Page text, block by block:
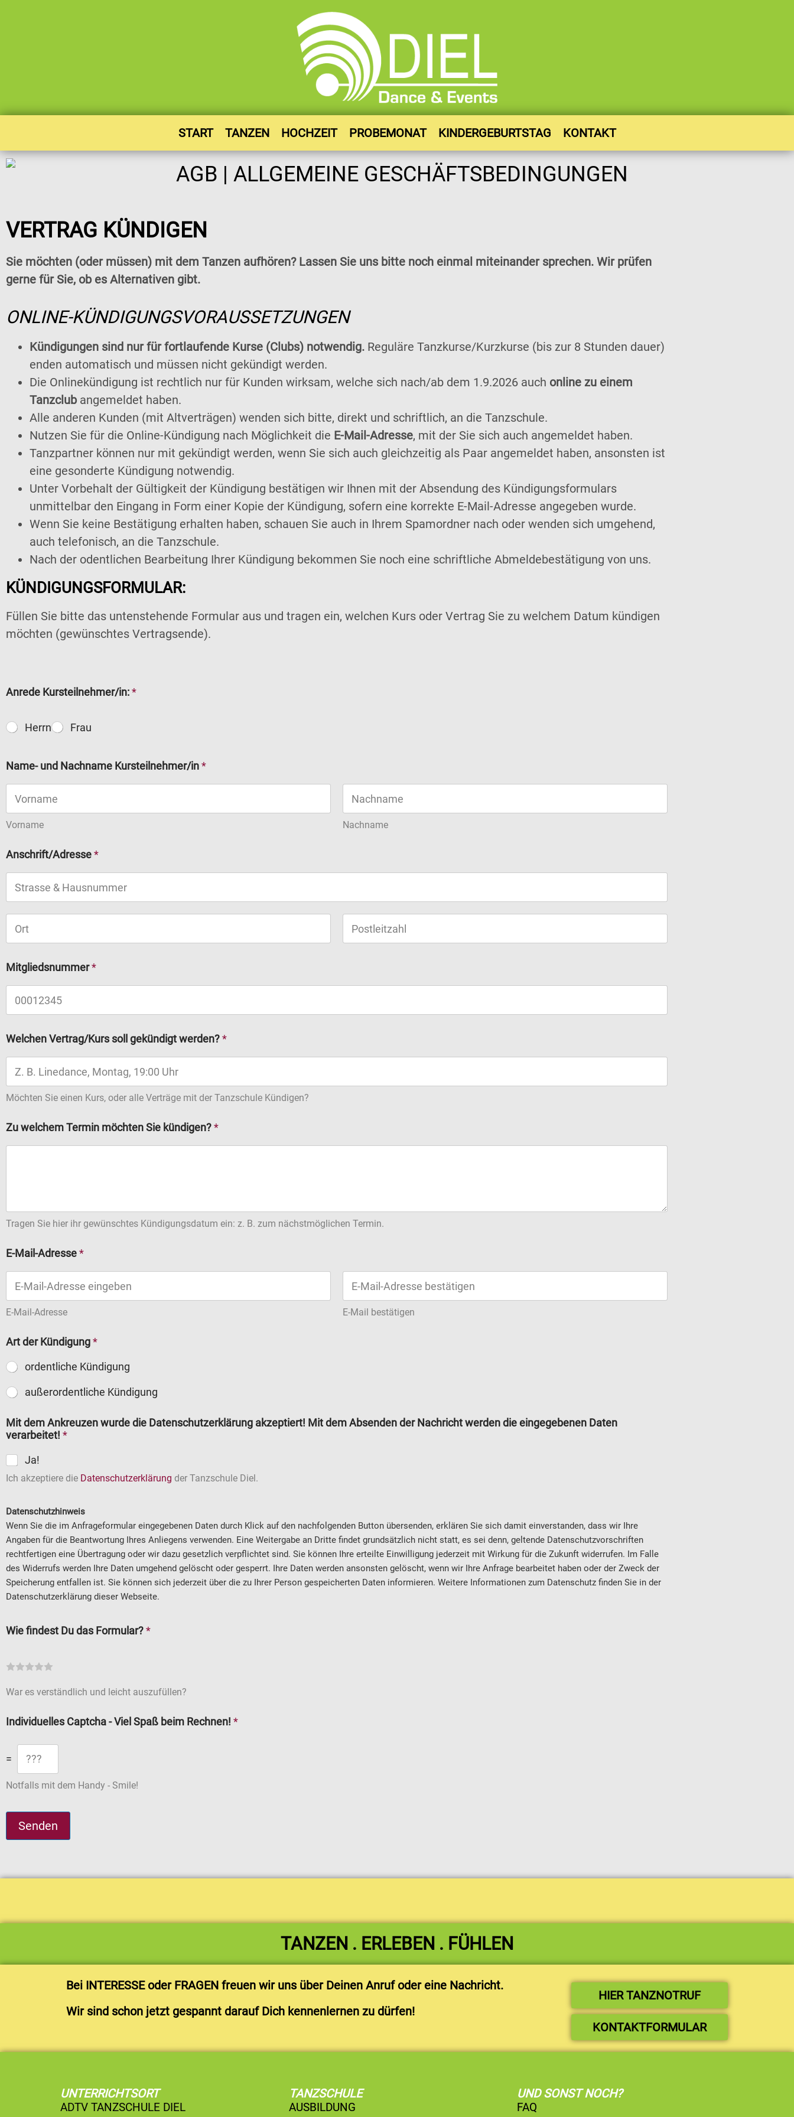
START TANZEN HOCHZEIT PROBEMONAT KINDERGEBURTSTAG KONTAKT
VERTRAG KÜNDIGEN
Sie möchten (oder müssen) mit dem Tanzen aufhören? Lassen Sie uns bitte noch einmal miteinander sprechen. Wir prüfen
gerne für Sie, ob es Alternativen gibt.
ONLINE-KÜNDIGUNGSVORAUSSETZUNGEN
Kündigungen sind nur für fortlaufende Kurse (Clubs) notwendig. Reguläre Tanzkurse/Kurzkurse (bis zur 8 Stunden dauer)
enden automatisch und müssen nicht gekündigt werden.
Die Onlinekündigung ist rechtlich nur für Kunden wirksam, welche sich nach/ab dem 1.9.2026 auch online zu einem
Tanzclub angemeldet haben.
Alle anderen Kunden (mit Altverträgen) wenden sich bitte, direkt und schriftlich, an die Tanzschule.
Nutzen Sie für die Online-Kündigung nach Möglichkeit die E-Mail-Adresse, mit der Sie sich auch angemeldet haben.
Tanzpartner können nur mit gekündigt werden, wenn Sie sich auch gleichzeitig als Paar angemeldet haben, ansonsten ist
eine gesonderte Kündigung notwendig.
Unter Vorbehalt der Gültigkeit der Kündigung bestätigen wir Ihnen mit der Absendung des Kündigungsformulars
unmittelbar den Eingang in Form einer Kopie der Kündigung, sofern eine korrekte E-Mail-Adresse angegeben wurde.
Wenn Sie keine Bestätigung erhalten haben, schauen Sie auch in Ihrem Spamordner nach oder wenden sich umgehend,
auch telefonisch, an die Tanzschule.
Nach der odentlichen Bearbeitung Ihrer Kündigung bekommen Sie noch eine schriftliche Abmeldebestätigung von uns.
KÜNDIGUNGSFORMULAR:
Füllen Sie bitte das untenstehende Formular aus und tragen ein, welchen Kurs oder Vertrag Sie zu welchem Datum kündigen
möchten (gewünschtes Vertragsende).
Anrede Kursteilnehmer/in:*
Herrn Frau
Name- und Nachname Kursteilnehmer/in*
Vorname Nachname
Anschrift/Adresse*
1
e
m
K
ü
n
i
g
n
g
s
Mitgliedsnummer*
Welchen Vertrag/Kurs soll gekündigt werden?*
Möchten Sie einen Kurs, oder alle Verträge mit der Tanzschule Kündigen?
Zu welchem Termin möchten Sie kündigen?*
Tragen Sie hier ihr gewünschtes Kündigungsdatum ein: z. B. zum nächstmöglichen Termin.
E-Mail-Adresse*
E-Mail-Adresse E-Mail bestätigen
Art der Kündigung*
ordentliche Kündigung
außerordentliche Kündigung
Mit dem Ankreuzen wurde die Datenschutzerklärung akzeptiert! Mit dem Absenden der Nachricht werden die eingegebenen Daten
verarbeitet! *
Ja!
Ich akzeptiere die Datenschutzerklärung der Tanzschule Diel.
Datenschutzhinweis
Wenn Sie die im Anfrageformular eingegebenen Daten durch Klick auf den nachfolgenden Button übersenden, erklären Sie sich damit einverstanden, dass wir Ihre
Angaben für die Beantwortung Ihres Anliegens verwenden. Eine Weitergabe an Dritte findet grundsätzlich nicht statt, es sei denn, geltende Datenschutzvorschriften
rechtfertigen eine Übertragung oder wir dazu gesetzlich verpflichtet sind. Sie können Ihre erteilte Einwilligung jederzeit mit Wirkung für die Zukunft widerrufen. Im Falle
des Widerrufs werden Ihre Daten umgehend gelöscht oder gesperrt. Ihre Daten werden ansonsten gelöscht, wenn wir Ihre Anfrage bearbeitet haben oder der Zweck der
Speicherung entfallen ist. Sie können sich jederzeit über die zu Ihrer Person gespeicherten Daten informieren. Weitere Informationen zum Datenschutz finden Sie in der
Datenschutzerklärung dieser Webseite.
Wie findest Du das Formular?*
B
e
e
e
m
i
1
o
5
B
e
e
r
t
e
m
i
2
o
5
B
e
e
r
t
e
m
i
3
o
5
B
e
e
r
t
e
m
i
4
o
5
B
e
e
r
t
e
m
i
5
o
5
War es verständlich und leicht auszufüllen?
Individuelles Captcha - Viel Spaß beim Rechnen! *
=
Notfalls mit dem Handy - Smile!
Senden
TANZEN . ERLEBEN . FÜHLEN
Bei INTERESSE oder FRAGEN freuen wir uns über Deinen Anruf oder eine Nachricht.
Wir sind schon jetzt gespannt darauf Dich kennenlernen zu dürfen!
HIER TANZNOTRUF
KONTAKTFORMULAR
UNTERRICHTSORT
ADTV TANZSCHULE DIEL
TANZSCHULE
AUSBILDUNG
UND SONST NOCH?
FAQ